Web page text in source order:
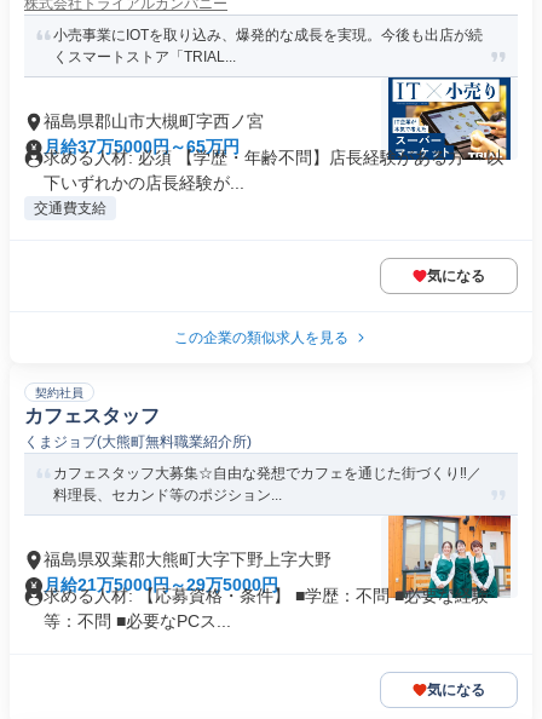
株式会社トライアルカンパニー
小売事業にIOTを取り込み、爆発的な成長を実現。今後も出店が続
くスマートストア「TRIAL...
福島県郡山市大槻町字西ノ宮
月給37万5000円～65万円
求める人材: 必須 【学歴・年齢不問】店長経験がある方 ～以
下いずれかの店長経験が...
交通費支給
気になる
この企業の類似求人を見る
契約社員
カフェスタッフ
くまジョブ(大熊町無料職業紹介所)
カフェスタッフ大募集☆自由な発想でカフェを通じた街づくり‼／
料理長、セカンド等のポジション...
福島県双葉郡大熊町大字下野上字大野
月給21万5000円～29万5000円
求める人材: 【応募資格・条件】 ■学歴：不問 ■必要な経験
等：不問 ■必要なPCス...
気になる